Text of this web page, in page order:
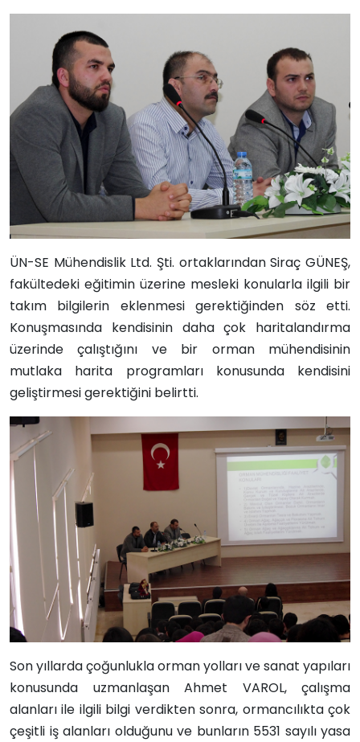
ÜN-SE Mühendislik Ltd. Şti. ortaklarından Siraç GÜNEŞ,
fakültedeki eğitimin üzerine mesleki konularla ilgili bir
takım bilgilerin eklenmesi gerektiğinden söz etti.
Konuşmasında kendisinin daha çok haritalandırma
üzerinde çalıştığını ve bir orman mühendisinin
mutlaka harita programları konusunda kendisini
geliştirmesi gerektiğini belirtti.
Son yıllarda çoğunlukla orman yolları ve sanat yapıları
konusunda uzmanlaşan Ahmet VAROL, çalışma
alanları ile ilgili bilgi verdikten sonra, ormancılıkta çok
çeşitli iş alanları olduğunu ve bunların 5531 sayılı yasa